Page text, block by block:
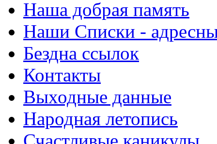
Наша добрая память
Наши Списки -
Бездна ссылок
Контакты
Выходные данные
Народная летопись